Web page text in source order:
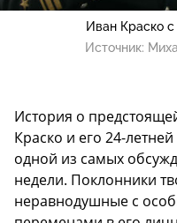
Иван Краско
Источник:
История о
Краско и его 24-
одной из самых
недели. Поклонники
неравнодушные с